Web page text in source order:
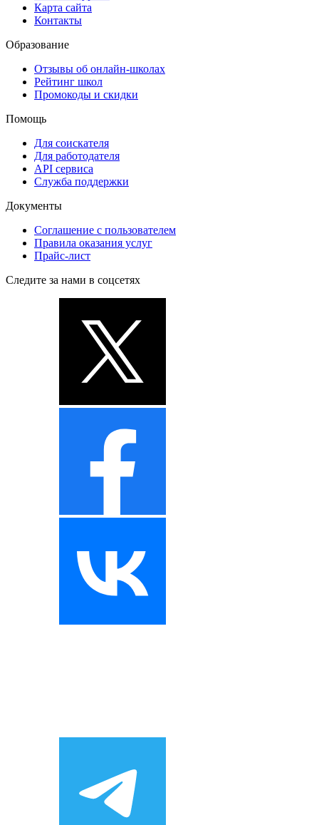
Карта сайта
Контакты
Образование
Отзывы об онлайн-школах
Рейтинг школ
Промокоды и скидки
Помощь
Для соискателя
Для работодателя
API сервиса
Служба поддержки
Документы
Соглашение с пользователем
Правила оказания услуг
Прайс-лист
Следите за нами в соцсетях